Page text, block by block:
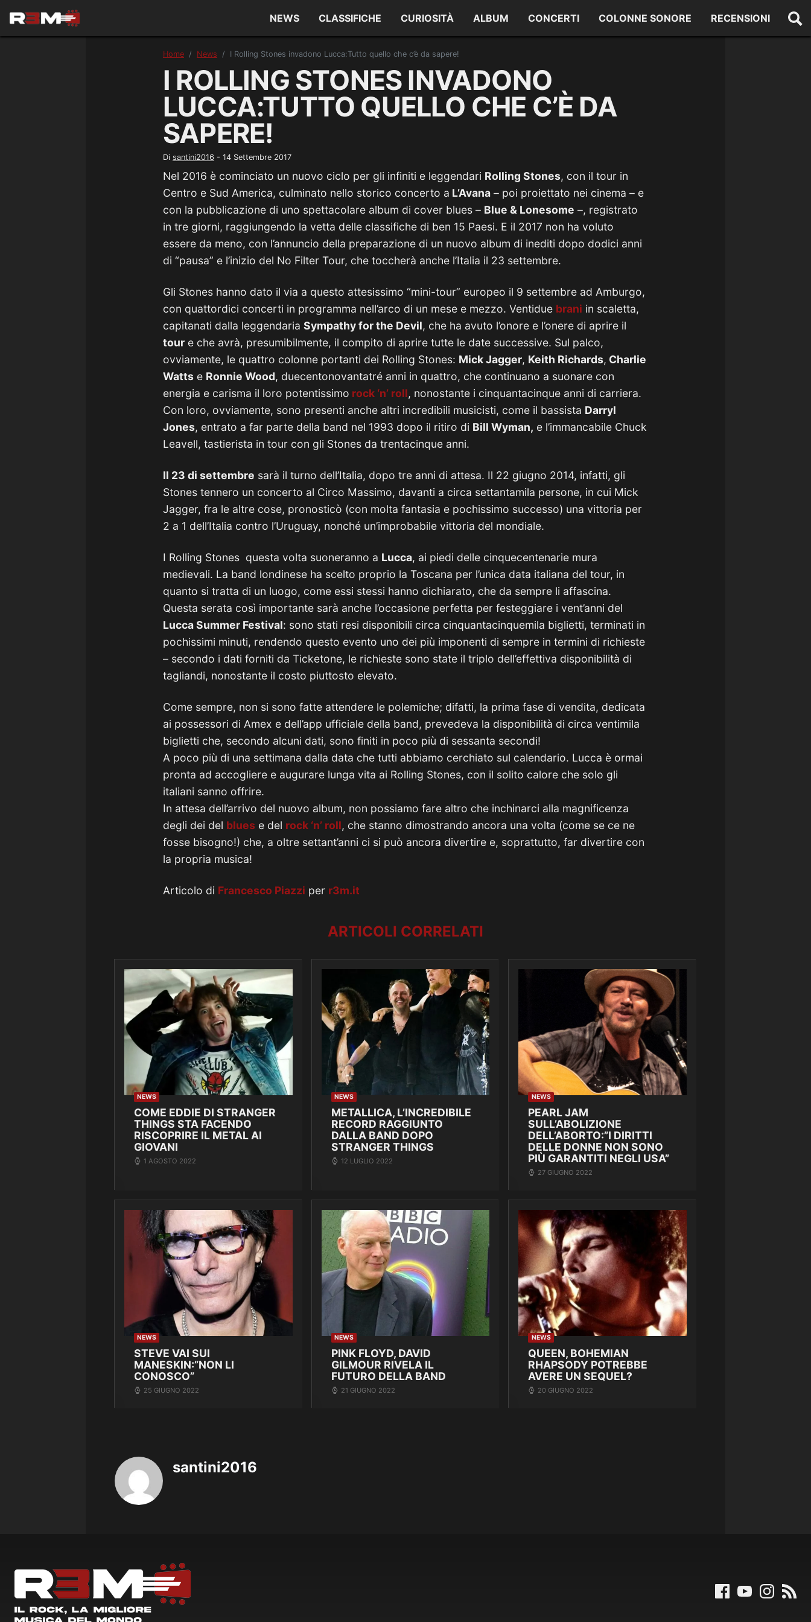
NEWS CLASSIFICHE CURIOSITÀ ALBUM CONCERTI COLONNE SONORE RECENSIONI
Home News I Rolling Stones invadono Lucca:Tutto quello che c’è da sapere!
I ROLLING STONES INVADONO
LUCCA:TUTTO QUELLO CHE C’È DA
SAPERE!
Di santini2016 - 14 Settembre 2017
Nel 2016 è cominciato un nuovo ciclo per gli infiniti e leggendari Rolling Stones, con il tour in
Centro e Sud America, culminato nello storico concerto a L’Avana – poi proiettato nei cinema – e
con la pubblicazione di uno spettacolare album di cover blues – Blue & Lonesome –, registrato
in tre giorni, raggiungendo la vetta delle classifiche di ben 15 Paesi. E il 2017 non ha voluto
essere da meno, con l’annuncio della preparazione di un nuovo album di inediti dopo dodici anni
di “pausa” e l’inizio del No Filter Tour, che toccherà anche l’Italia il 23 settembre.
Gli Stones hanno dato il via a questo attesissimo “mini-tour” europeo il 9 settembre ad Amburgo,
con quattordici concerti in programma nell’arco di un mese e mezzo. Ventidue brani in scaletta,
capitanati dalla leggendaria Sympathy for the Devil, che ha avuto l’onore e l’onere di aprire il
tour e che avrà, presumibilmente, il compito di aprire tutte le date successive. Sul palco,
ovviamente, le quattro colonne portanti dei Rolling Stones: Mick Jagger, Keith Richards, Charlie
Watts e Ronnie Wood, duecentonovantatré anni in quattro, che continuano a suonare con
energia e carisma il loro potentissimo rock ‘n’ roll, nonostante i cinquantacinque anni di carriera.
Con loro, ovviamente, sono presenti anche altri incredibili musicisti, come il bassista Darryl
Jones, entrato a far parte della band nel 1993 dopo il ritiro di Bill Wyman, e l’immancabile Chuck
Leavell, tastierista in tour con gli Stones da trentacinque anni.
Il 23 di settembre sarà il turno dell’Italia, dopo tre anni di attesa. Il 22 giugno 2014, infatti, gli
Stones tennero un concerto al Circo Massimo, davanti a circa settantamila persone, in cui Mick
Jagger, fra le altre cose, pronosticò (con molta fantasia e pochissimo successo) una vittoria per
2 a 1 dell’Italia contro l’Uruguay, nonché un’improbabile vittoria del mondiale.
I Rolling Stones questa volta suoneranno a Lucca, ai piedi delle cinquecentenarie mura
medievali. La band londinese ha scelto proprio la Toscana per l’unica data italiana del tour, in
quanto si tratta di un luogo, come essi stessi hanno dichiarato, che da sempre li affascina.
Questa serata così importante sarà anche l’occasione perfetta per festeggiare i vent’anni del
Lucca Summer Festival: sono stati resi disponibili circa cinquantacinquemila biglietti, terminati in
pochissimi minuti, rendendo questo evento uno dei più imponenti di sempre in termini di richieste
– secondo i dati forniti da Ticketone, le richieste sono state il triplo dell’effettiva disponibilità di
tagliandi, nonostante il costo piuttosto elevato.
Come sempre, non si sono fatte attendere le polemiche; difatti, la prima fase di vendita, dedicata
ai possessori di Amex e dell’app ufficiale della band, prevedeva la disponibilità di circa ventimila
biglietti che, secondo alcuni dati, sono finiti in poco più di sessanta secondi!
A poco più di una settimana dalla data che tutti abbiamo cerchiato sul calendario. Lucca è ormai
pronta ad accogliere e augurare lunga vita ai Rolling Stones, con il solito calore che solo gli
italiani sanno offrire.
In attesa dell’arrivo del nuovo album, non possiamo fare altro che inchinarci alla magnificenza
degli dei del blues e del rock ‘n’ roll, che stanno dimostrando ancora una volta (come se ce ne
fosse bisogno!) che, a oltre settant’anni ci si può ancora divertire e, soprattutto, far divertire con
la propria musica!
Articolo di Francesco Piazzi per r3m.it
ARTICOLI CORRELATI
NEWS
COME EDDIE DI STRANGER
THINGS STA FACENDO
RISCOPRIRE IL METAL AI
GIOVANI
1 AGOSTO 2022
NEWS
METALLICA, L’INCREDIBILE
RECORD RAGGIUNTO
DALLA BAND DOPO
STRANGER THINGS
12 LUGLIO 2022
NEWS
PEARL JAM
SULL’ABOLIZIONE
DELL’ABORTO:”I DIRITTI
DELLE DONNE NON SONO
PIÙ GARANTITI NEGLI USA”
27 GIUGNO 2022
NEWS
STEVE VAI SUI
MANESKIN:”NON LI
CONOSCO”
25 GIUGNO 2022
NEWS
PINK FLOYD, DAVID
GILMOUR RIVELA IL
FUTURO DELLA BAND
21 GIUGNO 2022
NEWS
QUEEN, BOHEMIAN
RHAPSODY POTREBBE
AVERE UN SEQUEL?
20 GIUGNO 2022
santini2016